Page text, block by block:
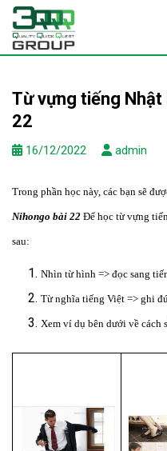
Skip
content
Từ vựng tiếng
22
16/12/2022 admin
Trong phần học này, các bạn sẽ
Nihongo bài 22 Để học từ vựng
sau:
Nhìn từ hình => đọc sang
Từ nghĩa tiếng Việt => ghi
Xem ví dụ bên dưới về cách